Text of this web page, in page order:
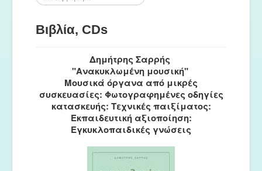
Δωρεάν Υλικό
Ενημέρωση
Συνέδρια
Θερινή συνάντηση
Μουσικές Ομάδες
Βιβλία, CDs
Δημήτρης Σαρρής
"Ανακυκλωμένη μουσική"
Μουσικά όργανα από μικρές
συσκευασίες: Φωτογραφημένες οδηγίες
κατασκευής: Τεχνικές παιξίματος:
Εκπαιδευτική αξιοποίηση:
Εγκυκλοπαιδικές γνώσεις